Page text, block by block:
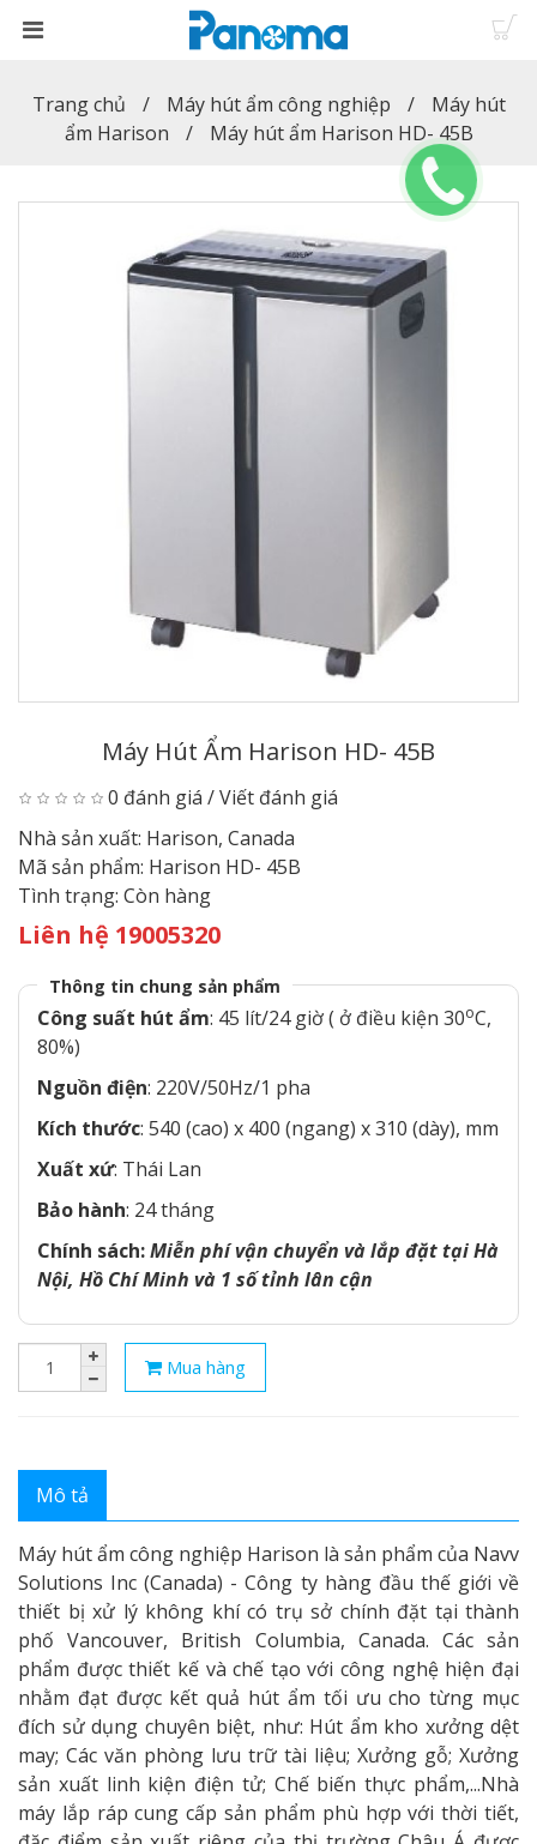
Trang chủ Máy hút ẩm công nghiệp
Máy hút
ẩm Harison
Máy hút ẩm Harison HD- 45B
Máy Hút Ẩm Harison HD- 45B
0 đánh giá /Viết đánh giá
Nhà sản xuất: Harison, Canada
Mã sản phẩm: Harison HD- 45B
Tình trạng: Còn hàng
Liên hệ 19005320
Thông tin chung sản phẩm
Công suất hút ẩm: 45 lít/24 giờ ( ở điều kiện 30oC,
80%)
Nguồn điện: 220V/50Hz/1 pha
Kích thước: 540 (cao) x 400 (ngang) x 310 (dày), mm
Xuất xứ: Thái Lan
Bảo hành: 24 tháng
Chính sách:Miễn phí vận chuyển và lắp đặt tại Hà
Nội, Hồ Chí Minh và 1 số tỉnh lân cận
Mua hàng
Mô tả
Máy hút ẩm công nghiệp Harison là sản phẩm của Navv
Solutions Inc (Canada) - Công ty hàng đầu thế giới về
thiết bị xử lý không khí có trụ sở chính đặt tại thành
phố Vancouver, British Columbia, Canada. Các sản
phẩm được thiết kế và chế tạo với công nghệ hiện đại
nhằm đạt được kết quả hút ẩm tối ưu cho từng mục
đích sử dụng chuyên biệt, như: Hút ẩm kho xưởng dệt
may; Các văn phòng lưu trữ tài liệu; Xưởng gỗ; Xưởng
sản xuất linh kiện điện tử; Chế biến thực phẩm,...Nhà
máy lắp ráp cung cấp sản phẩm phù hợp với thời tiết,